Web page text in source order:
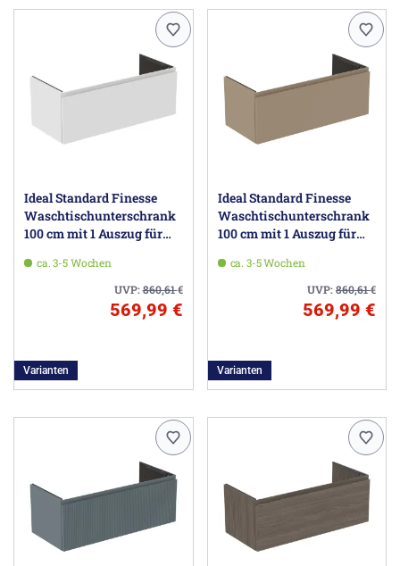
Ideal Standard Finesse
Waschtischunterschrank
100 cm mit 1 Auszug für
ca. 3-5 Wochen
UVP:860,61€
569,99 €
Varianten
Ideal Standard Finesse
Waschtischunterschrank
100 cm mit 1 Auszug für
ca. 3-5 Wochen
UVP:860,61€
569,99 €
Varianten